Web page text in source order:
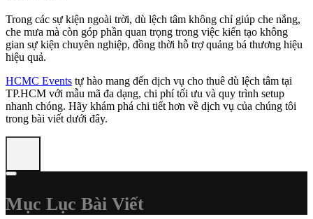
Trong các sự kiện ngoài trời, dù lệch tâm không chỉ giúp che nắng,
che mưa mà còn góp phần quan trọng trong việc kiến tạo không
gian sự kiện chuyên nghiệp, đồng thời hỗ trợ quảng bá thương hiệu
hiệu quả.
HCMC Events tự hào mang đến dịch vụ cho thuê dù lệch tâm tại
TP.HCM với mẫu mã đa dạng, chi phí tối ưu và quy trình setup
nhanh chóng. Hãy khám phá chi tiết hơn về dịch vụ của chúng tôi
trong bài viết dưới đây.
Mục Lục Bài Viết